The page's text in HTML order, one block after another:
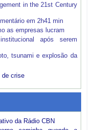
in the 21st Century
em 2h41 min
as empresas lucram
após serem
tsunami e explosão da
de crise
da Rádio CBN